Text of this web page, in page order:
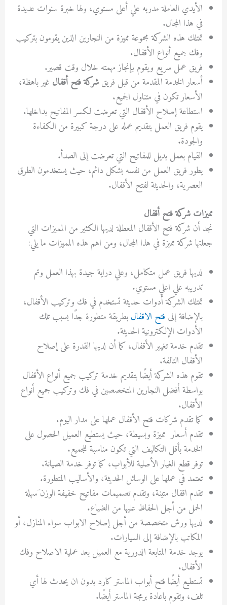
الأيدي العاملة مدربه علي أعلى مستوي، ولها خبرة سنوات عديدة
في هذا المجال.
تمتلك هذه الشركة مجموعة مميزة من النجارين الذين يقومون بتركيب
وفك جميع أنواع الأقفال.
فريق عمل سريع ويقوم بإنجاز مهمته خلال وقت قصير.
أسعار الخدمة المقدمة من قبل فريقشركة فتح أقفال غير باهظة،
الأسعار تكون في متناول الجميع.
استطاعة إصلاح الأقفال التي تعرضت لكسر المفاتيح بداخلها.
يقوم فريق العمل بتقديم عمله على درجة كبيرة من الكفاءة
والجودة.
القيام بعمل بديل للمفاتيح التي تعرضت إلى الصدأ.
يطور فريق العمل من نفسه بشكل دائم، حيث يستخدمون الطرق
العصرية، والحديثة لفتح الأقفال.
مميزات شركة فتح أقفال
نجد أنشركة فتح الأقفال المعطلة لديها الكثير من المميزات التي
جعلتها شركة مميزة في هذا المجال، ومن اهم هذه المميزات ما يلي:
لديها فريق عمل متكامل، وعلي دراية جيدة بهذا العمل وتم
تدريبه علي اعلي مستوي.
تمتلك الشركةأدوات حديثة تستخدم في فك وتركيب الأقفال،
بالإضافة إلى فتح الاقفالبطريقة متطورة جدًا بسبب تلك
الأدوات الإلكترونية الحديثة.
تقدم خدمة تغيير الأقفال، كما أن لديها القدرة على إصلاح
الأقفال التالفة.
تقوم هذه الشركة أيضًا بتقديم خدمة تركيب جميع أنواع الأقفال
بواسطة أفضل النجارين المتخصصين في فك وتركيب جميع أنواع
الأقفال.
كما تقدم شركات فتح الأقفال عملها على مدار اليوم.
تقدم أسعار مميزة وبسيطة، حيث يستطيع العميل الحصول على
الخدمة بأقل التكاليف التي تكون مناسبة للجميع.
توفر قطع الغيار الأصلية للأبواب، كما توفر خدمة الصيانة.
تعتمد في عملها على الوسائل الحديثة، والأساليب المتطورة.
تقدم اقفال متينة، وتقدم تصميمات مفاتيح خفيفة الوزن َسهلة
الحمل من أجل الحفاظ عليها من الضياع.
لديها ورش متخصصة من أجل إصلاح الابواب سواء المنازل، أو
المكاتب بالإضافة إلى السيارات.
يوجد خدمة المتابعة الدورية مع العميل بعد عملية الاصلاح وفك
الأقفال.
تستطيع أيضًا فتح أبواب الماستر كارد بدون ان يحدث لها أي
تلف، وتقوم باعادة برمجة الماستر أيضًا.